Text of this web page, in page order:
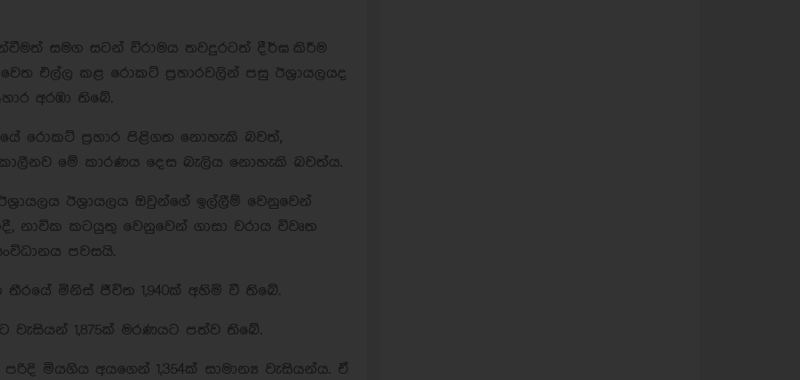
සමග සටන් විරාමය තවදුරටත් දීර්ඝ කිරීම
එල්ල කළ රොකට් ප්‍රහාරවලින් පසු ඊශ්‍රායලයද
අරඹා තිබේ.
රොකට් ප්‍රහාර පිළිගත නොහැකි බවත්,
මේ කාරණය දෙස බැලිය නොහැකි බවත්ය.
ඊශ්‍රායලය ඔවුන්ගේ ඉල්ලීම් වෙනුවෙන්
කටයුතු වෙනුවෙන් ගාසා වරාය විවෘත
පවසයි.
මිනිස් ජීවිත 1,940ක් අහිමි වී තිබේ.
1,875ක් මරණයට පත්ව තිබේ.
මියගිය අයගෙන් 1,354ක් සාමාන්‍ය වැසියන්ය. ඒ